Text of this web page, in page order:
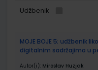
Udžbenik
MOJE BOJE 5; udžbenik
digitalnim sadržajima u
Autor(i): Miroslav Huzjak